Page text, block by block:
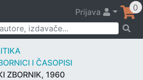
Prijava 0
I ČASOPISI
ZBORNIK, 1960